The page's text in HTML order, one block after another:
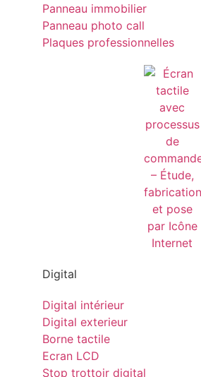
Panneau immobilier
Panneau photo call
Plaques professionnelles
Digital
Digital intérieur
Digital exterieur
Borne tactile
Ecran LCD
Stop trottoir digital